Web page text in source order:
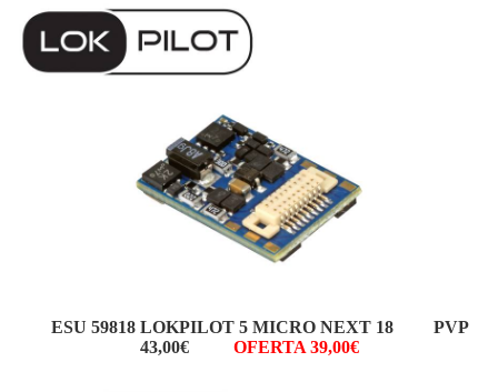
ESU 59818 LOKPILOT 5 MICRO NEXT 18 PVP
43,00€
OFERTA 39,00€